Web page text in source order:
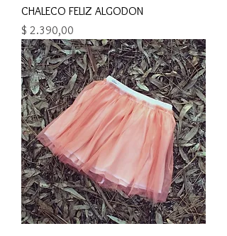
CHALECO FELIZ ALGODON
Precio
$ 2.390,00